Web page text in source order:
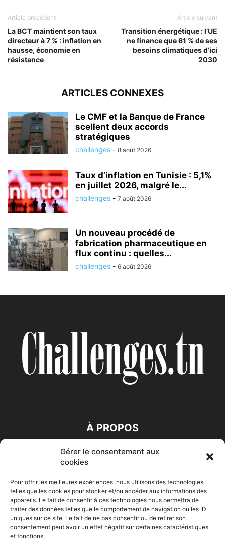
Gérer le consentement aux
cookies
Pour offrir les meilleures expériences, nous utilisons des technologies
telles que les cookies pour stocker et/ou accéder aux informations des
appareils. Le fait de consentir à ces technologies nous permettra de
traiter des données telles que le comportement de navigation ou les ID
uniques sur ce site. Le fait de ne pas consentir ou de retirer son
consentement peut avoir un effet négatif sur certaines caractéristiques
et fonctions.
Article précédent
La BCT maintient son taux
directeur à 7 % : inflation en
hausse, économie en
résistance
Article suivant
Transition énergétique : l’UE
ne finance que 61 % de ses
besoins climatiques d’ici
2030
ARTICLES CONNEXES
Le CMF et la Banque de France
scellent deux accords
stratégiques
challenges - 8 août 2026
Taux d’inflation en Tunisie : 5,1%
en juillet 2026, malgré le...
challenges - 7 août 2026
Un nouveau procédé de
fabrication pharmaceutique en
flux continu : quelles...
challenges - 6 août 2026
À PROPOS
SUIVEZ NOUS
Accueil Economie Entreprises Entrepreneur Afrique